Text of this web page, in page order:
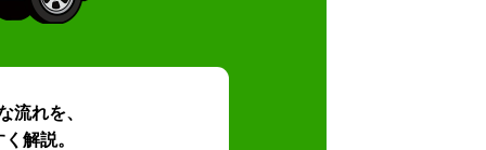
流れを、
解説。